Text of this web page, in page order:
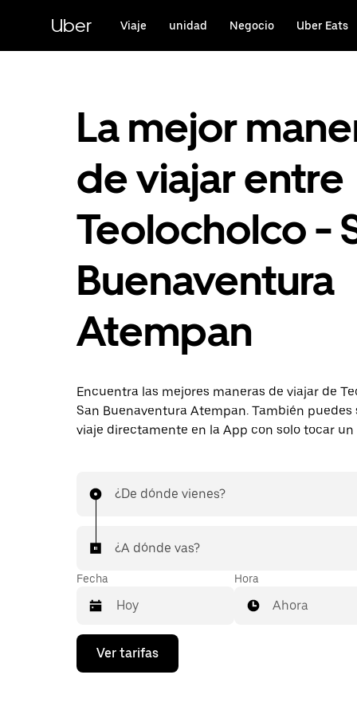
contenido
principal
Uber Viaje unidad Negocio Uber Eats
La mejor
de viajar entre
Teolocholco -
Buenaventura
Atempan
Encuentra las mejores maneras de viajar de
San Buenaventura Atempan. También puedes
viaje directamente en la App con solo tocar un
¿De dónde vienes?
¿A dónde vas?
Fecha
Presiona
flecha
Hora
Ahora
Ver tarifas